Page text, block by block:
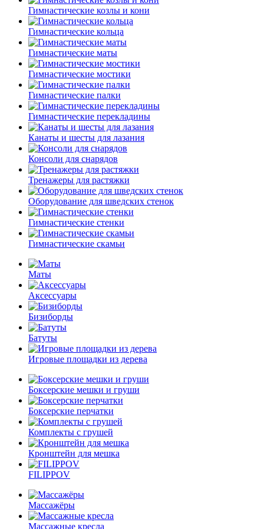
Гимнастические козлы и кони
Гимнастические кольца
Гимнастические маты
Гимнастические мостики
Гимнастические палки
Гимнастические перекладины
Канаты и шесты для лазания
Консоли для снарядов
Тренажеры для растяжки
Оборудование для шведских стенок
Гимнастические стенки
Гимнастические скамьи
Маты
Аксессуары
Бизиборды
Батуты
Игровые площадки из дерева
Боксерские мешки и груши
Боксерские перчатки
Комплекты с грушей
Кронштейн для мешка
FILIPPOV
Массажёры
Массажные кресла